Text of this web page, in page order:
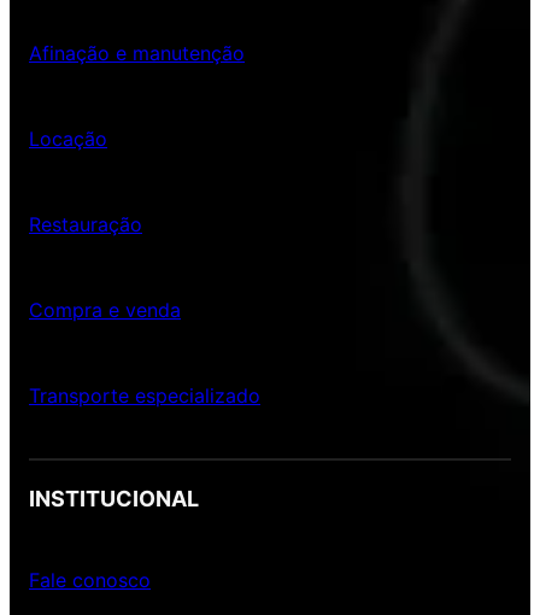
Afinação e manutenção
Locação
Restauração
Compra e venda
Transporte especializado
INSTITUCIONAL
Fale conosco